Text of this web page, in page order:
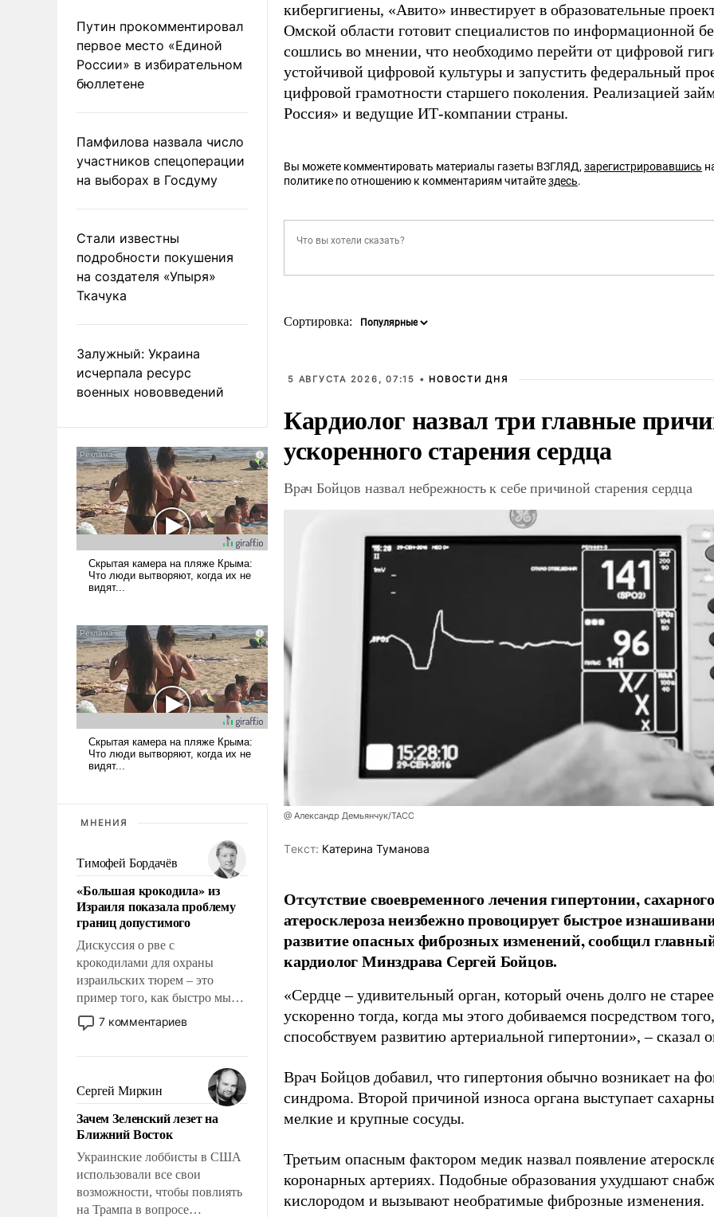
Путин прокомментировал
первое место «Единой
России» в избирательном
бюллетене
Памфилова назвала число
участников спецоперации
на выборах в Госдуму
Стали известны
подробности покушения
на создателя «Упыря»
Ткачука
Залужный: Украина
исчерпала ресурс
военных нововведений
МНЕНИЯ
Тимофей Бордачёв
«Большая крокодила» из
Израиля показала проблему
границ допустимого
Дискуссия о рве с
крокодилами для охраны
израильских тюрем – это
пример того, как быстро мы
двигаемся по пути
революционных изменений.
псевдонаучной фантастики,
стало всерьез обсуждаемой
идеей.
7 комментариев
Сергей Миркин
Зачем Зеленский лезет на
Ближний Восток
Украинские лоббисты в США
использовали все свои
возможности, чтобы повлиять
на Трампа в вопросе
кибергигиены, «Авито» инвестирует в образовательные
Омской области готовит специалистов по информационной
сошлись во мнении, что необходимо перейти от цифровой
устойчивой цифровой культуры и запустить федеральный
цифровой грамотности старшего поколения. Реализацией
Россия» и ведущие ИТ-компании страны.
Вы можете комментировать материалы газеты ВЗГЛЯД, зарегистрировавшись
политике по отношению к комментариям читайтездесь.
Сортировка:
5 АВГУСТА 2026, 07:15 • НОВОСТИ ДНЯ
Кардиолог назвал три главные
ускоренного старения сердца
Врач Бойцов назвал небрежность к себе причиной старения сердца
@ Александр Демьянчук/ТАСС
Tекст: Катерина Туманова
Отсутствие своевременного лечения гипертонии,
атеросклероза неизбежно провоцирует быстрое
развитие опасных фиброзных изменений, сообщил
кардиолог Минздрава Сергей Бойцов.
«Сердце – удивительный орган, который очень долго не
ускоренно тогда, когда мы этого добиваемся посредством
способствуем развитию артериальной гипертонии», – сказал
Врач Бойцов добавил, что гипертония обычно возникает на
синдрома. Второй причиной износа органа выступает
мелкие и крупные сосуды.
Третьим опасным фактором медик назвал появление
коронарных артериях. Подобные образования ухудшают
кислородом и вызывают необратимые фиброзные изменения.